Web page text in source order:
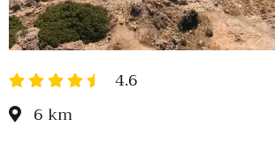
4.6
6 km